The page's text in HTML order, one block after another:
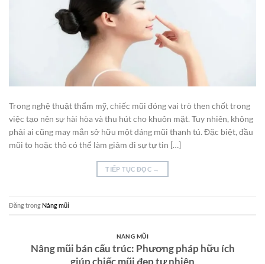
Trong nghệ thuật thẩm mỹ, chiếc mũi đóng vai trò then chốt trong
việc tạo nên sự hài hòa và thu hút cho khuôn mặt. Tuy nhiên, không
phải ai cũng may mắn sở hữu một dáng mũi thanh tú. Đặc biệt, đầu
mũi to hoặc thô có thể làm giảm đi sự tự tin […]
TIẾP TỤC ĐỌC →
Đăng trong Nâng mũi
NÂNG MŨI
Nâng mũi bán cấu trúc: Phương pháp hữu ích